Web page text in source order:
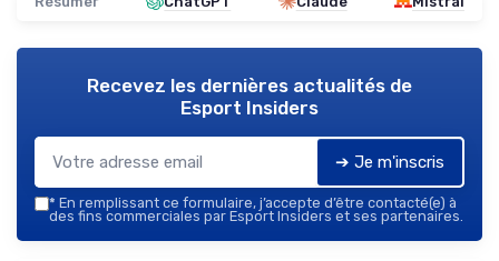
Recevez les dernières actualités de
Esport Insiders
➔ Je m'inscris
* En remplissant ce formulaire, j’accepte d’être contacté(e) à
des fins commerciales par Esport Insiders et ses partenaires.